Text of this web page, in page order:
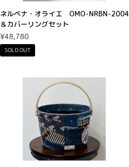
ネルべナ・オライエ OMO-NRBN-2004
＆カバーリングセット
¥48,780
SOLD OUT